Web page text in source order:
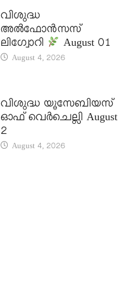
വിശുദ്ധ
അൽഫോൻസസ്
ലിഗ്വോറി
August 01
August 4, 2026
വിശുദ്ധ യൂസേബിയസ്
ഓഫ് വെർചെല്ലി August
2
August 4, 2026